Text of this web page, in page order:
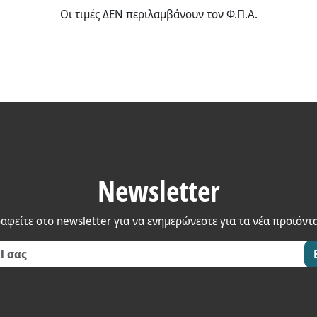
Οι τιμές ΔΕΝ περιλαμβάνουν τον Φ.Π.Α.
Newsletter
στο newsletter για να ενημερώνεστε για τα νέα